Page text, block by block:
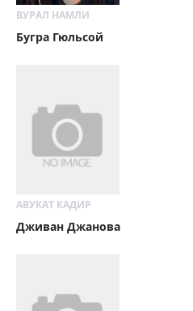
ВУРАЛ НАМЛИ
Бугра Гюльсой
АВУКАТ КАДИР
Дживан Джанова